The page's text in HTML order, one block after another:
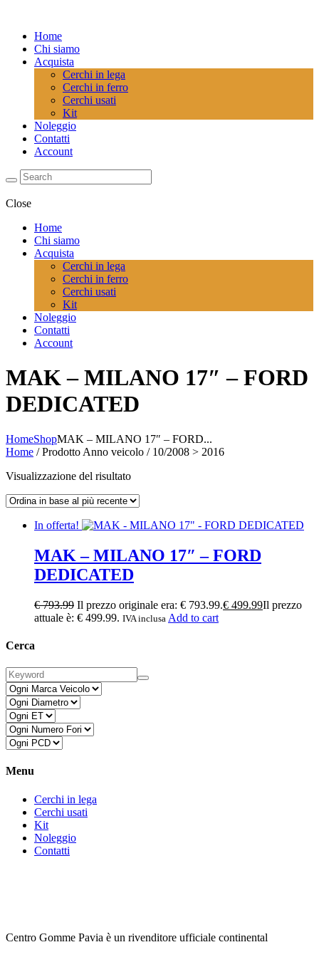
Home
Chi siamo
Acquista
Cerchi in lega
Cerchi in ferro
Cerchi usati
Kit
Noleggio
Contatti
Account
Close
Home
Chi siamo
Acquista
Cerchi in lega
Cerchi in ferro
Cerchi usati
Kit
Noleggio
Contatti
Account
MAK – MILANO 17″ – FORD
DEDICATED
HomeShopMAK – MILANO 17″ – FORD...
Home / Prodotto Anno veicolo / 10/2008 > 2016
Visualizzazione del risultato
In offerta!
MAK – MILANO 17″ – FORD
DEDICATED
€793.99 Il prezzo originale era: € 793.99.€ 499.99Il prezzo
attuale è: € 499.99. IVA inclusa Add to cart
Cerca
Menu
Cerchi in lega
Cerchi usati
Kit
Noleggio
Contatti
Centro Gomme Pavia è un rivenditore ufficiale continental